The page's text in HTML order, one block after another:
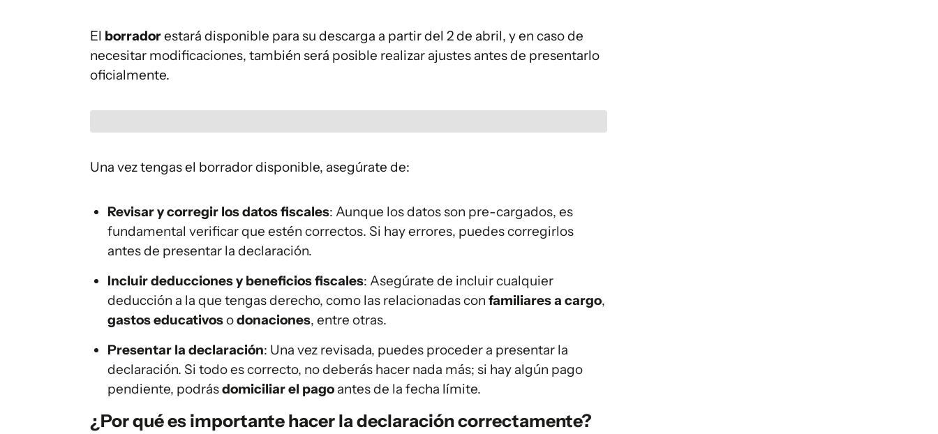
El borradorestará disponible para su descarga a partir del 2 de abril, y en caso de
necesitar modificaciones, también será posible realizar ajustes antes de presentarlo
oficialmente.
Una vez tengas el borrador disponible, asegúrate de:
Revisar y corregir los datos fiscales: Aunque los datos son pre-cargados, es
fundamental verificar que estén correctos. Si hay errores, puedes corregirlos
antes de presentar la declaración.
Incluir deducciones y beneficios fiscales: Asegúrate de incluir cualquier
deducción a la que tengas derecho, como las relacionadas con familiares a cargo,
gastos educativosodonaciones, entre otras.
Presentar la declaración: Una vez revisada, puedes proceder a presentar la
declaración. Si todo es correcto, no deberás hacer nada más; si hay algún pago
pendiente, podrásdomiciliar el pago antes de la fecha límite.
¿Por qué es importante hacer la declaración correctamente?